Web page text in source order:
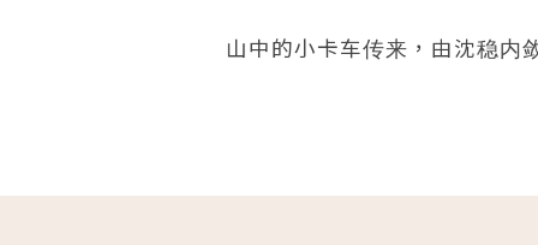
山中的小卡车传来，由沈稳内